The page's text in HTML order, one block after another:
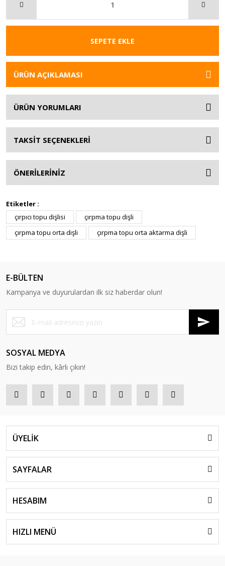
SEPETE EKLE
ÜRÜN AÇIKLAMASI
ÜRÜN YORUMLARI
TAKSİT SEÇENEKLERİ
ÖNERİLERİNİZ
Etiketler :
çırpıcı topu dişlisi
çırpma topu dişli
çırpma topu orta dişli
çırpma topu orta aktarma dişli
E-BÜLTEN
Kampanya ve duyurulardan ilk siz haberdar olun!
SOSYAL MEDYA
Bizi takip edin, kârlı çıkın!
ÜYELİK
SAYFALAR
HESABIM
HIZLI MENÜ